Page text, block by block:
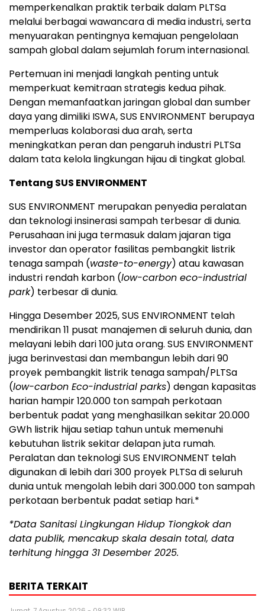
memperkenalkan praktik terbaik dalam PLTSa
melalui berbagai wawancara di media industri, serta
menyuarakan pentingnya kemajuan pengelolaan
sampah global dalam sejumlah forum internasional.
Pertemuan ini menjadi langkah penting untuk
memperkuat kemitraan strategis kedua pihak.
Dengan memanfaatkan jaringan global dan sumber
daya yang dimiliki ISWA, SUS ENVIRONMENT berupaya
memperluas kolaborasi dua arah, serta
meningkatkan peran dan pengaruh industri PLTSa
dalam tata kelola lingkungan hijau di tingkat global.
Tentang SUS ENVIRONMENT
SUS ENVIRONMENT merupakan penyedia peralatan
dan teknologi insinerasi sampah terbesar di dunia.
Perusahaan ini juga termasuk dalam jajaran tiga
investor dan operator fasilitas pembangkit listrik
tenaga sampah (waste-to-energy) atau kawasan
industri rendah karbon (low-carbon eco-industrial
park) terbesar di dunia.
Hingga Desember 2025, SUS ENVIRONMENT telah
mendirikan 11 pusat manajemen di seluruh dunia, dan
melayani lebih dari 100 juta orang. SUS ENVIRONMENT
juga berinvestasi dan membangun lebih dari 90
proyek pembangkit listrik tenaga sampah/PLTSa
(low-carbon Eco-industrial parks) dengan kapasitas
harian hampir 120.000 ton sampah perkotaan
berbentuk padat yang menghasilkan sekitar 20.000
GWh listrik hijau setiap tahun untuk memenuhi
kebutuhan listrik sekitar delapan juta rumah.
Peralatan dan teknologi SUS ENVIRONMENT telah
digunakan di lebih dari 300 proyek PLTSa di seluruh
dunia untuk mengolah lebih dari 300.000 ton sampah
perkotaan berbentuk padat setiap hari.*
*Data Sanitasi Lingkungan Hidup Tiongkok dan
data publik, mencakup skala desain total, data
terhitung hingga 31 Desember 2025.
BERITA TERKAIT